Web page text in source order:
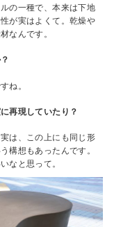
の一種で、本来は下地
が実はよくて。乾燥や
なんです。
ね。
再現していたり？
は、この上にも同じ形
構想もあったんです。
なと思って。